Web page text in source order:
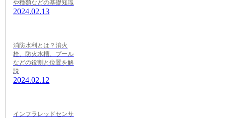
や種類などの基礎知識
2024.02.13
消防水利とは？消火
栓、防火水槽、プール
などの役割と位置を解
説
2024.02.12
インフラレッドセンサ